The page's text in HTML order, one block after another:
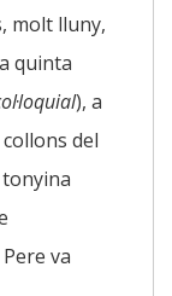
molt lluny,
quinta
), a
del
va